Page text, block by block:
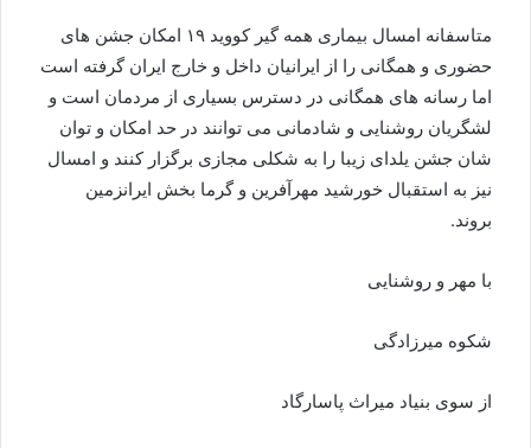
متاسفانه امسال بیماری همه گیر کووید ۱۹ امکان جشن های
حضوری و همگانی را از ایرانیان داخل و خارج ایران گرفته است
اما رسانه های همگانی در دسترس بسیاری از مردمان است و
لشگریان روشنایی و شادمانی می توانند در حد امکان و توان
شان جشن یلدای زیبا را به شکلی مجازی برگزار کنند و امسال
نیز به استقبال خورشید مهرآفرین و گرما بخش ایرانزمین
بروند.
با مهر و روشنایی
شکوه میرزادگی
از سوی بنیاد میراث پاسارگاد